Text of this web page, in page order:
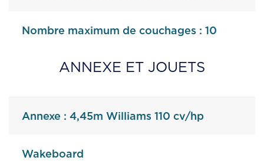
Nombre maximum de couchages : 10
ANNEXE ET JOUETS
Annexe : 4,45m Williams 110 cv/hp
Wakeboard